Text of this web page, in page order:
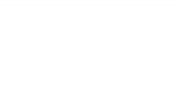
транспортировки должны
в отношении подконтрольных
лицами Федеральной службы по